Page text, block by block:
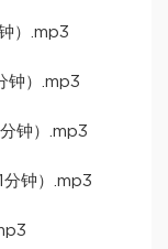
）.mp3
钟）.mp3
钟）.mp3
钟）.mp3